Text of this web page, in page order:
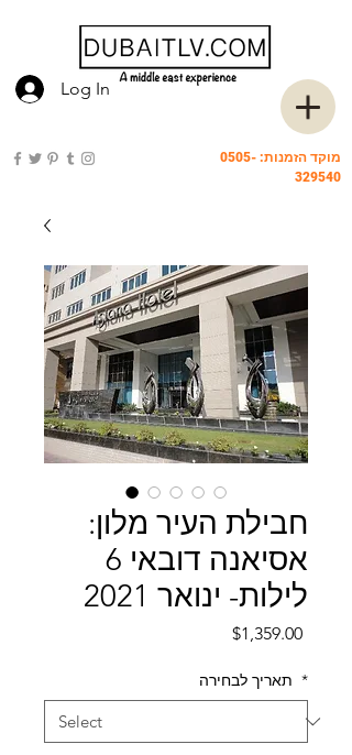
Log In
מוקד הזמנות: 0505-
329540
חבילת העיר מלון:
אסיאנה דובאי 6
לילות- ינואר 2021
$1,359.00Price
*